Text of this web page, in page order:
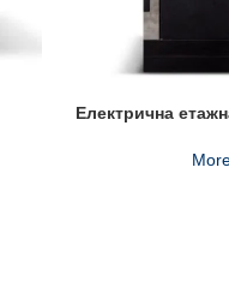
Електрична